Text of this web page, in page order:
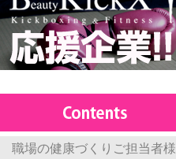
職場の健康づくりご担当者様